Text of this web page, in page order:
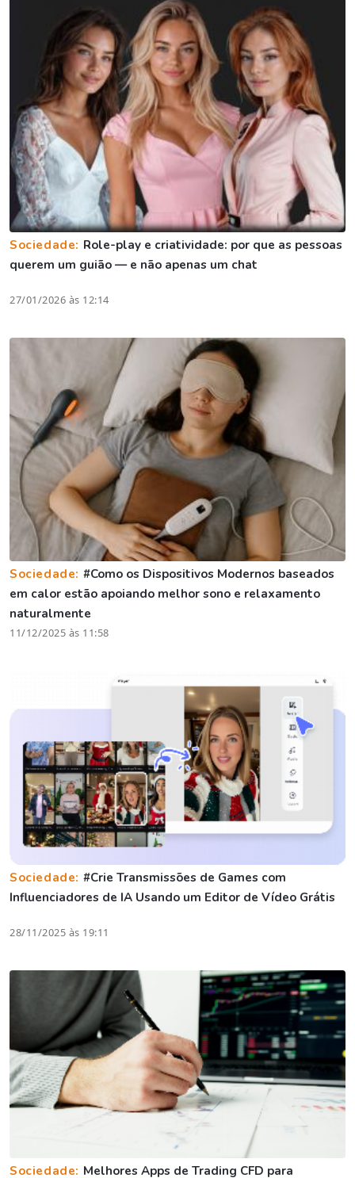
Sociedade: Role-play e criatividade: por que as pessoas
querem um guião — e não apenas um chat
27/01/2026 às 12:14
Sociedade: #Como os Dispositivos Modernos baseados
em calor estão apoiando melhor sono e relaxamento
naturalmente
11/12/2025 às 11:58
Sociedade: #Crie Transmissões de Games com
Influenciadores de IA Usando um Editor de Vídeo Grátis
28/11/2025 às 19:11
Sociedade: Melhores Apps de Trading CFD para